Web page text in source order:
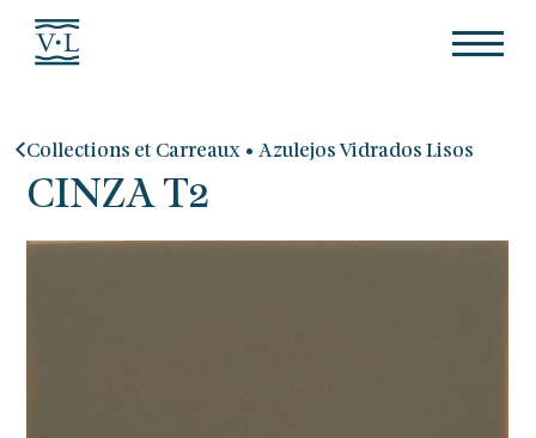
Collections et Carreaux • Azulejos Vidrados Lisos
CINZA T2